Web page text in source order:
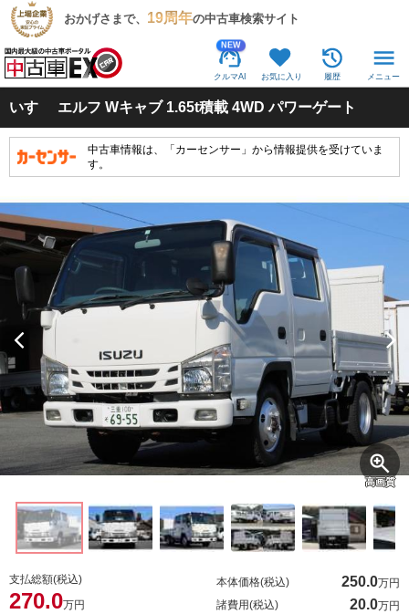
おかげさまで、 19周年の中古車検索サイト
NEW
クルマAI お気に入り 履歴 メニュー
いすゞ エルフ Wキャブ 1.65t積載 4WD パワーゲート
中古車情報は、「カーセンサー」から情報提供を受けていま
す。
高画質
支払総額(税込)
270.0万円
本体価格(税込) 250.0万円
諸費用(税込)
20.0万円